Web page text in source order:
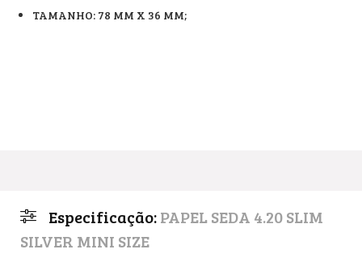
TAMANHO: 78 MM X 36 MM;
Especificação:PAPEL SEDA 4.20 SLIM
SILVER MINI SIZE